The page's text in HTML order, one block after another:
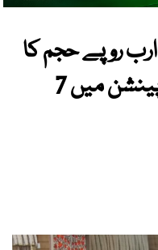
آزاد کشمیر: 2 کھرب 86 ارب روپے حجم کا
بجٹ پیش، تنخواہوں اور پینشن میں 7